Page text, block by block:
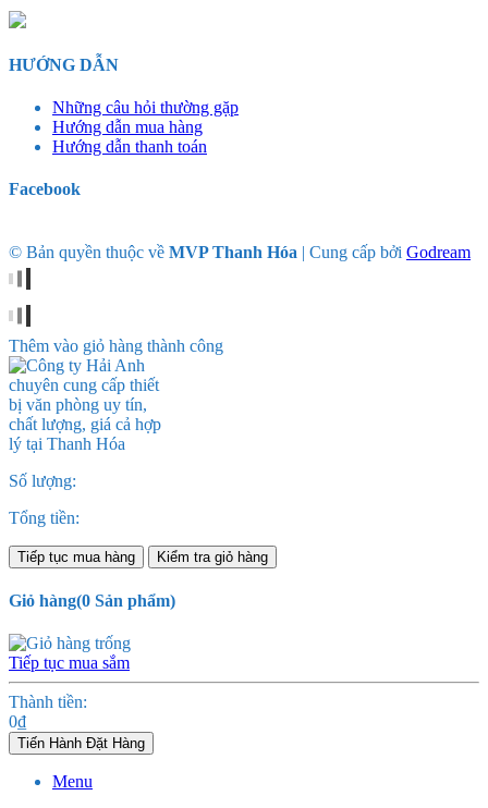
HƯỚNG DẪN
Những câu hỏi thường gặp
Hướng dẫn mua hàng
Hướng dẫn thanh toán
Facebook
© Bản quyền thuộc về MVP Thanh Hóa | Cung cấp bởi Godream
Thêm vào giỏ hàng thành công
Số lượng:
Tổng tiền:
Tiếp tục mua hàng Kiểm tra giỏ hàng
Giỏ hàng(0 Sản phẩm)
Tiếp tục mua sắm
Thành tiền:
0₫
Tiến Hành Đặt Hàng
Menu